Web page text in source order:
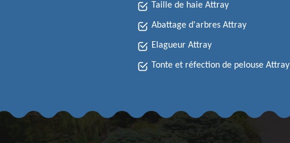
Taille de haie Attray
Abattage d'arbres Attray
Elagueur Attray
Tonte et réfection de pelouse Attray